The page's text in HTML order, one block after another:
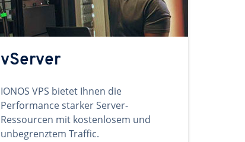
vServer
IONOS VPS bietet Ihnen die
Performance starker Server-
Ressourcen mit kostenlosem und
unbegrenztem Traffic.